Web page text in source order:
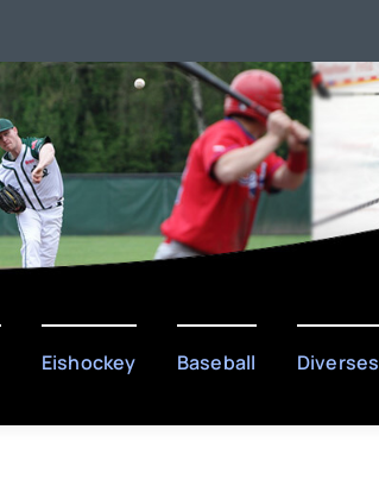
Eishockey Baseball Diverses